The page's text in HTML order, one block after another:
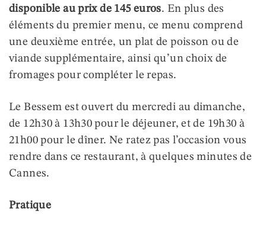
disponible au prix de 145 euros. En plus des
éléments du premier menu, ce menu comprend
une deuxième entrée, un plat de poisson ou de
viande supplémentaire, ainsi qu’un choix de
fromages pour compléter le repas.
Le Bessem est ouvert du mercredi au dimanche,
de 12h30 à 13h30 pour le déjeuner, et de 19h30 à
21h00 pour le dîner. Ne ratez pas l’occasion vous
rendre dans ce restaurant, à quelques minutes de
Cannes.
Pratique